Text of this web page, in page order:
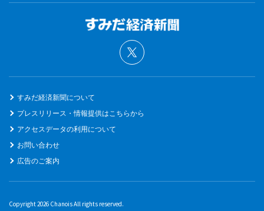
すみだ経済新聞について
プレスリリース・情報提供はこちらから
アクセスデータの利用について
お問い合わせ
広告のご案内
Copyright 2026 Chanois All rights reserved.